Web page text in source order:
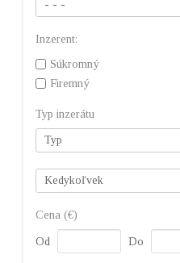
Inzerent:
Súkromný
Firemný
Typ inzerátu
Cena (€)
Od Do